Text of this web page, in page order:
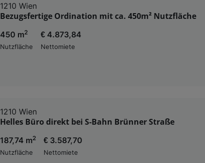
1210 Wien
Bezugsfertige Ordination mit ca. 450m² Nutzfläche
450 m2
Nutzfläche
€ 4.873,84
Nettomiete
1210 Wien
Helles Büro direkt bei S-Bahn Brünner Straße
187,74 m2
Nutzfläche
€ 3.587,70
Nettomiete